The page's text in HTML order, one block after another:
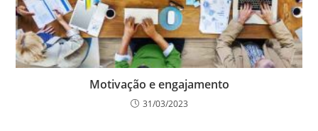
Motivação e engajamento
31/03/2023